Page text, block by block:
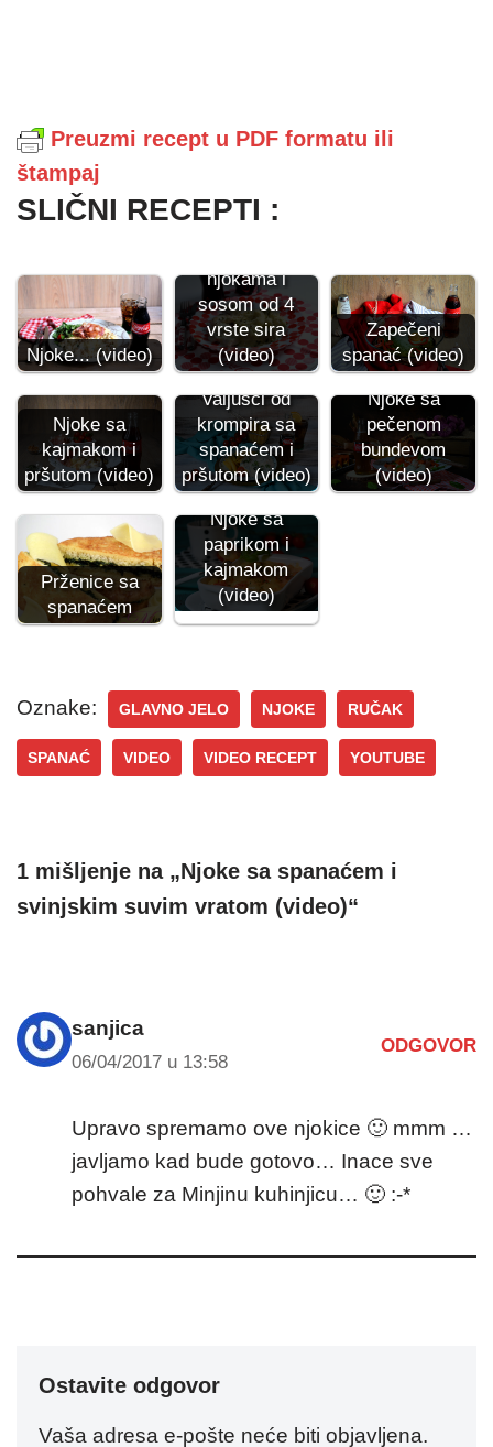
Preuzmi recept u PDF formatu ili
štampaj
SLIČNI RECEPTI :
Njoke... (video)
njokama i
sosom od 4
vrste sira
(video)
Zapečeni
spanać (video)
Njoke sa
kajmakom i
pršutom (video)
Valjušci od
krompira sa
spanaćem i
pršutom (video)
Njoke sa
pečenom
bundevom
(video)
Prženice sa
spanaćem
Njoke sa
paprikom i
kajmakom
(video)
Oznake: GLAVNO JELO NJOKE RUČAK
SPANAĆ VIDEO VIDEO RECEPT YOUTUBE
1 mišljenje na „Njoke sa spanaćem i
svinjskim suvim vratom (video)“
sanjica
06/04/2017 u 13:58
ODGOVOR
Upravo spremamo ove njokice 🙂 mmm …
javljamo kad bude gotovo… Inace sve
pohvale za Minjinu kuhinjicu… 🙂 :-*
Ostavite odgovor
Vaša adresa e-pošte neće biti objavljena.